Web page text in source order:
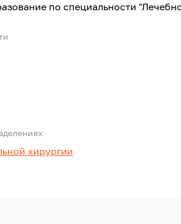
по специальности
хирургии